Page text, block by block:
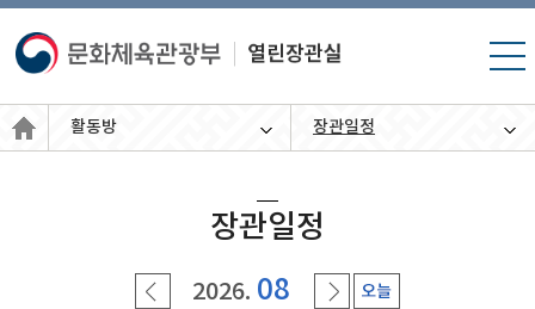
장관일정
활동방 장관일정
2026. 08